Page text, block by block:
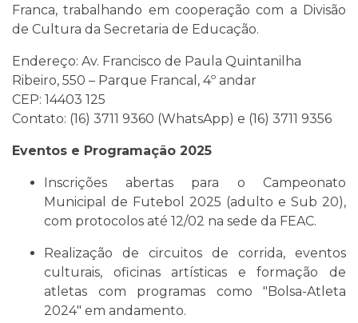
Franca, trabalhando em cooperação com a Divisão
de Cultura da Secretaria de Educação.
Endereço: Av. Francisco de Paula Quintanilha
Ribeiro, 550 – Parque Francal, 4º andar
CEP: 14403 125
Contato: (16) 3711 9360 (WhatsApp) e (16) 3711 9356
Eventos e Programação 2025
Inscrições abertas para o Campeonato
Municipal de Futebol 2025 (adulto e Sub 20),
com protocolos até 12/02 na sede da FEAC.
Realização de circuitos de corrida, eventos
culturais, oficinas artísticas e formação de
atletas com programas como "Bolsa-Atleta
2024" em andamento.